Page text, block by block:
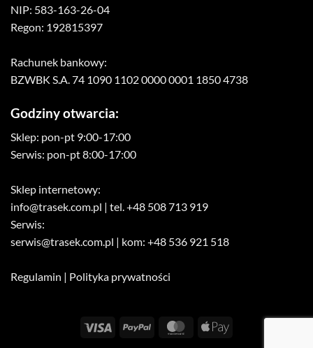
NIP: 583-163-26-04
Regon: 192815397
Rachunek bankowy:
BZWBK S.A. 74 1090 1102 0000 0001 1850 4738
Godziny otwarcia:
Sklep: pon-pt 9:00-17:00
Serwis: pon-pt 8:00-17:00
Sklep internetowy:
info@trasek.com.pl | tel. +48 508 713 919
Serwis:
serwis@trasek.com.pl | kom: +48 536 921 518
Regulamin | Polityka prywatności
Visa PayPal MasterCardApple